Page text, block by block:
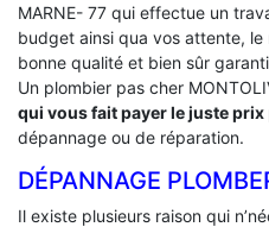
MARNE- 77 qui effectue un
budget ainsi qua vos attente,
bonne qualité et bien sûr
Un plombier pas cher
qui vous fait payer le juste prix
dépannage ou de réparation.
DÉPANNAGE
Il existe plusieurs raison qui